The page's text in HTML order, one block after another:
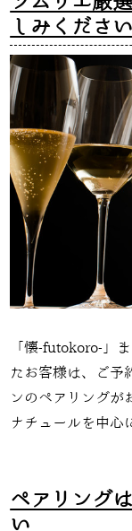
しみください
「懐-futokoro-」
たお客様は、ご予
ンのペアリングが
ナチュールを中心
ペアリング
い